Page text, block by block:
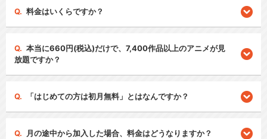
料金はいくらですか？
本当に660円(税込)だけで、7,400作品以上のアニメが見
放題ですか？
「はじめての方は初月無料」とはなんですか？
月の途中から加入した場合、料金はどうなりますか？